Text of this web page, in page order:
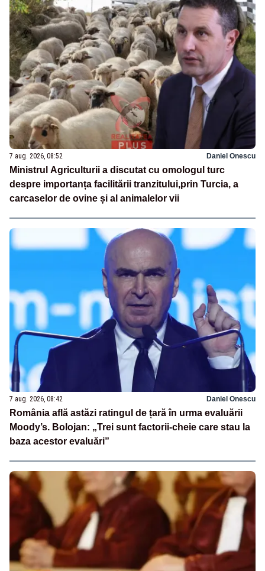
7 aug. 2026, 08:52 Daniel Onescu
Ministrul Agriculturii a discutat cu omologul turc
despre importanța facilitării tranzitului,prin Turcia, a
carcaselor de ovine și al animalelor vii
7 aug. 2026, 08:42 Daniel Onescu
România află astăzi ratingul de țară în urma evaluării
Moody’s. Bolojan: „Trei sunt factorii-cheie care stau la
baza acestor evaluări”